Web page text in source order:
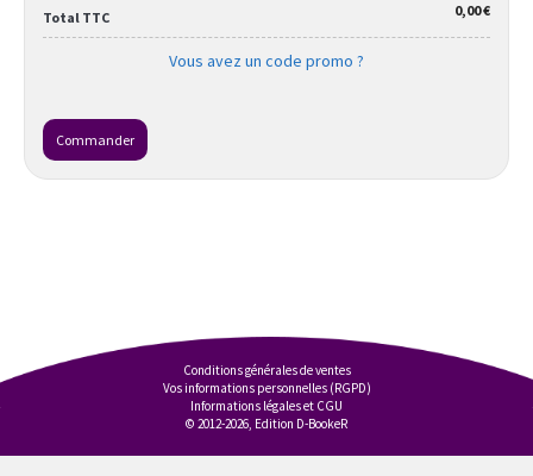
Total TTC 0,00 €
Vous avez un code promo ?
Commander
Conditions générales de ventes
Vos informations personnelles (RGPD)
Informations légales et CGU
© 2012-2026, Edition D-BookeR